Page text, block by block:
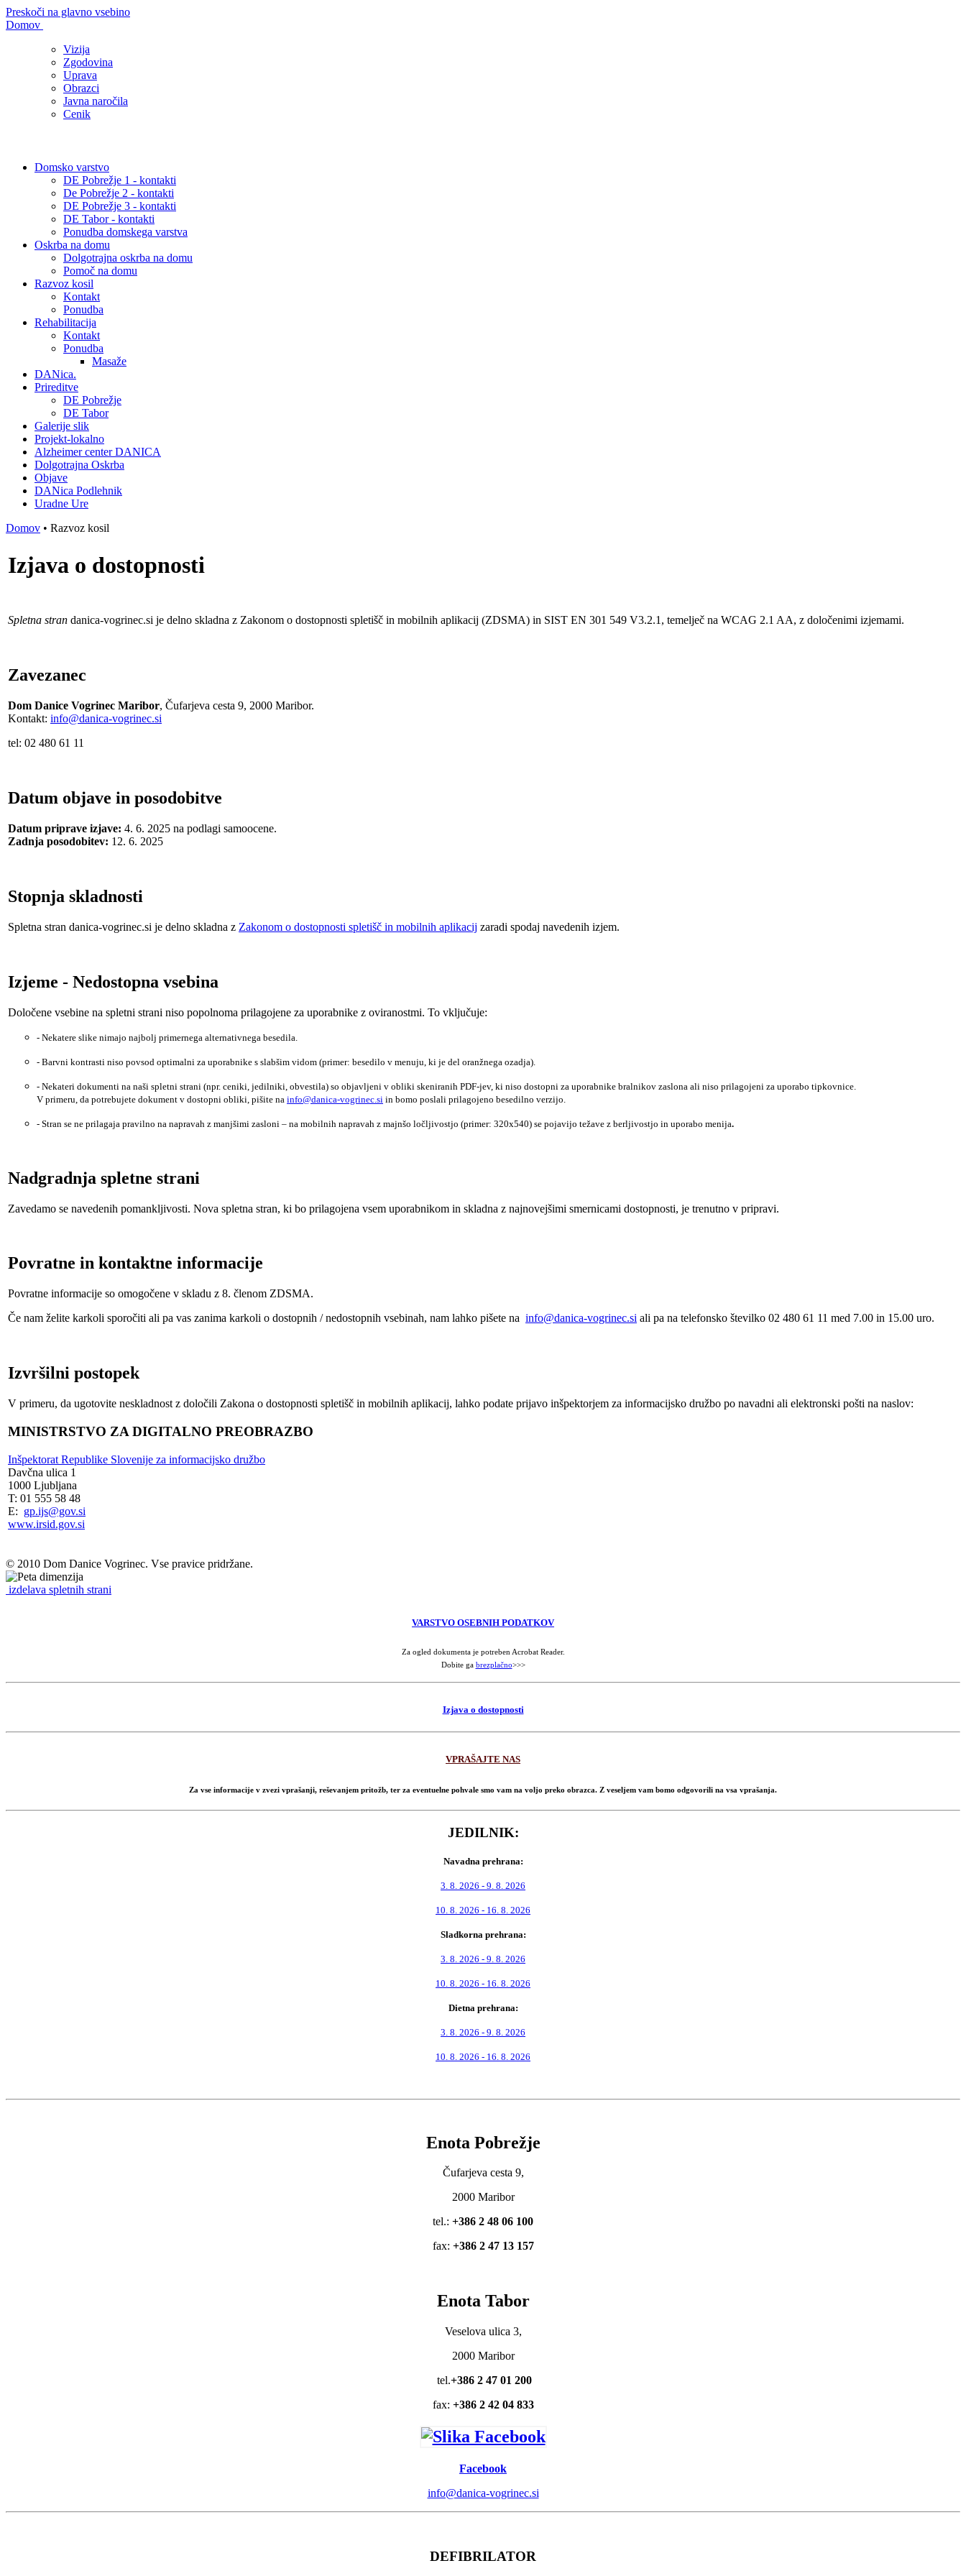
Preskoči na glavno vsebino
Domov
Vizija
Zgodovina
Uprava
Obrazci
Javna naročila
Cenik
Domsko varstvo
DE Pobrežje 1 - kontakti
De Pobrežje 2 - kontakti
DE Pobrežje 3 - kontakti
DE Tabor - kontakti
Ponudba domskega varstva
Oskrba na domu
Dolgotrajna oskrba na domu
Pomoč na domu
Razvoz kosil
Kontakt
Ponudba
Rehabilitacija
Kontakt
Ponudba
Masaže
DANica.
Prireditve
DE Pobrežje
DE Tabor
Galerije slik
Projekt-lokalno
Alzheimer center DANICA
Dolgotrajna Oskrba
Objave
DANica Podlehnik
Uradne Ure
Domov • Razvoz kosil
Izjava o dostopnosti
Spletna stran danica-vogrinec.si je delno skladna z Zakonom o dostopnosti spletišč in mobilnih aplikacij (ZDSMA) in SIST EN 301 549 V3.2.1, temelječ na WCAG 2.1 AA, z določenimi izjemami.
Zavezanec
Dom Danice Vogrinec Maribor, Čufarjeva cesta 9, 2000 Maribor.
Kontakt: info@danica-vogrinec.si
tel: 02 480 61 11
Datum objave in posodobitve
Datum priprave izjave: 4. 6. 2025 na podlagi samoocene.
Zadnja posodobitev: 12. 6. 2025
Stopnja skladnosti
Spletna stran danica-vogrinec.si je delno skladna z Zakonom o dostopnosti spletišč in mobilnih aplikacij zaradi spodaj navedenih izjem.
Izjeme - Nedostopna vsebina
Določene vsebine na spletni strani niso popolnoma prilagojene za uporabnike z oviranostmi. To vključuje:
- Nekatere slike nimajo najbolj primernega alternativnega besedila.
- Barvni kontrasti niso povsod optimalni za uporabnike s slabšim vidom (primer: besedilo v menuju, ki je del oranžnega ozadja).
- Nekateri dokumenti na naši spletni strani (npr. ceniki, jedilniki, obvestila) so objavljeni v obliki skeniranih PDF-jev, ki niso dostopni za uporabnike bralnikov zaslona ali niso prilagojeni za uporabo tipkovnice.
V primeru, da potrebujete dokument v dostopni obliki, pišite na info@danica-vogrinec.si in bomo poslali prilagojeno besedilno verzijo.
- Stran se ne prilagaja pravilno na napravah z manjšimi zasloni – na mobilnih napravah z majnšo ločljivostjo (primer: 320x540) se pojavijo težave z berljivostjo in uporabo menija.
Nadgradnja spletne strani
Zavedamo se navedenih pomankljivosti. Nova spletna stran, ki bo prilagojena vsem uporabnikom in skladna z najnovejšimi smernicami dostopnosti, je trenutno v pripravi.
Povratne in kontaktne informacije
Povratne informacije so omogočene v skladu z 8. členom ZDSMA.
Če nam želite karkoli sporočiti ali pa vas zanima karkoli o dostopnih / nedostopnih vsebinah, nam lahko pišete na info@danica-vogrinec.si ali pa na telefonsko številko 02 480 61 11 med 7.00 in 15.00 uro.
Izvršilni postopek
V primeru, da ugotovite neskladnost z določili Zakona o dostopnosti spletišč in mobilnih aplikacij, lahko podate prijavo inšpektorjem za informacijsko družbo po navadni ali elektronski pošti na naslov:
MINISTRSTVO ZA DIGITALNO PREOBRAZBO
Inšpektorat Republike Slovenije za informacijsko družbo
Davčna ulica 1
1000 Ljubljana
T: 01 555 58 48
E: gp.ijs@gov.si
www.irsid.gov.si
© 2010 Dom Danice Vogrinec. Vse pravice pridržane.
izdelava spletnih strani
VARSTVO OSEBNIH PODATKOV
Za ogled dokumenta je potreben Acrobat Reader.
Dobite ga brezplačno>>>
Izjava o dostopnosti
VPRAŠAJTE NAS
Za vse informacije v zvezi vprašanji, reševanjem pritožb, ter za eventuelne pohvale smo vam na voljo preko obrazca. Z veseljem vam bomo odgovorili na vsa vprašanja.
JEDILNIK:
Navadna prehrana:
3. 8. 2026 - 9. 8. 2026
10. 8. 2026 - 16. 8. 2026
Sladkorna prehrana:
3. 8. 2026 - 9. 8. 2026
10. 8. 2026 - 16. 8. 2026
Dietna prehrana:
3. 8. 2026 - 9. 8. 2026
10. 8. 2026 - 16. 8. 2026
Enota Pobrežje
Čufarjeva cesta 9,
2000 Maribor
tel.: +386 2 48 06 100
fax: +386 2 47 13 157
Enota Tabor
Veselova ulica 3,
2000 Maribor
tel.+386 2 47 01 200
fax: +386 2 42 04 833
Facebook
info@danica-vogrinec.si
DEFIBRILATOR